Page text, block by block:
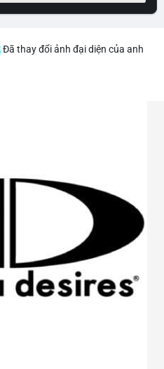
Đã thay đổi ảnh đại diện của anh